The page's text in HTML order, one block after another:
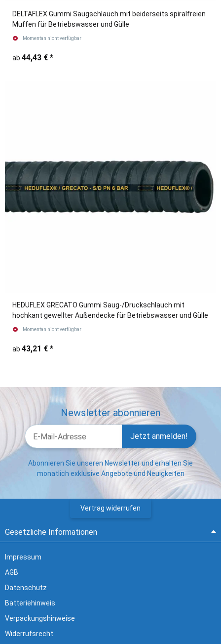
DELTAFLEX Gummi Saugschlauch mit beiderseits spiralfreien
Muffen für Betriebswasser und Gülle
Momentan nicht verfügbar
ab 44,43 € *
HEDUFLEX GRECATO Gummi Saug-/Druckschlauch mit
hochkant gewellter Außendecke für Betriebswasser und Gülle
Momentan nicht verfügbar
ab 43,21 € *
Newsletter abonnieren
Jetzt anmelden!
Abonnieren Sie unseren Newsletter und erhalten Sie
monatlich exklusive Angebote und Neuigkeiten
Vertrag widerrufen
Gesetzliche Informationen
Impressum
AGB
Datenschutz
Batteriehinweis
Verpackungshinweise
Widerrufsrecht